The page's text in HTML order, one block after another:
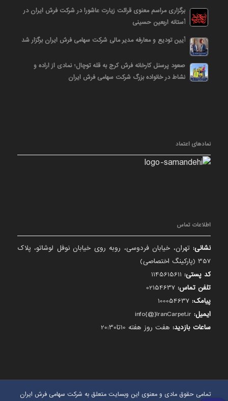
برگزاری مراسم معنوی قرائت زیارت عاشورا در شرکت فرش ایران در
آستانه اربعین حسینی
آیین تودیع و معارفه مدیر مالی شرکت سهامی فرش ایران برگزار شد
صعود پرسنل کارخانه فرش کرج به قله توچال؛ نمادی از اراده و
نشاط در خانواده بزرگ شرکت سهامی فرش ایران
نمادهای اعتماد
اطلاعات تماس
نشانی: تهران، خیابان فردوسی، روبه روی خیابان نوفل لوشاتو، پلاک
357 (پارکینگ اختصاصی)
کد پستی:
تلفن تماس:
پیامک:
ایمیل:
ساعات بازدید: هفت روز هفته 10تا20:30
تمامی حقوق مادی و معنوی این وبسایت متعلق به شرکت سهامی فرش ایران